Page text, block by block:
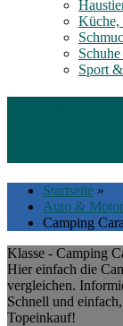
Küche,
Sport
Startseite »
Auto &
Camping
Klasse - Camping
Hier einfach die
vergleichen.
Schnell und
Topeinkauf!